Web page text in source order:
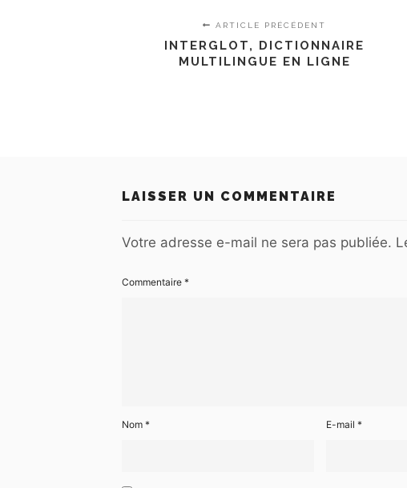
ARTICLE PRÉCÉDENT
INTERGLOT, DICTIONNAIRE
MULTILINGUE EN LIGNE
LAISSER UN COMMENTAIRE
Votre adresse e-mail ne sera pas publiée.
Commentaire *
Nom * E-mail *